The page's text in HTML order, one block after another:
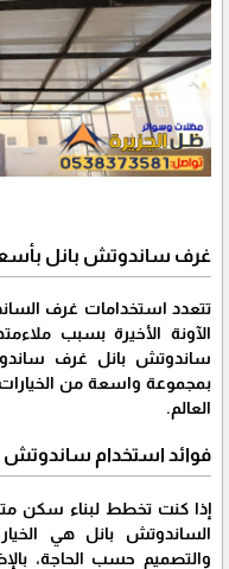
غرف ساندوتش بانل
تتعدد استخدامات غرف
الآونة الأخيرة بسبب
ساندوتش بانل غرف
بمجموعة واسعة من الخيارات
العالم.
فوائد استخدام ساندوتش
إذا كنت تخطط لبناء سكن
الساندوتش بانل هي
والتصميم حسب الحاجة،